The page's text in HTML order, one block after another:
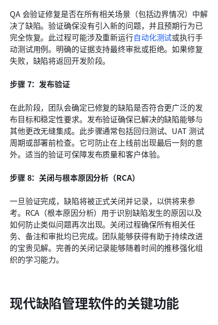
QA 会验证修复是否在所有相关场景（包括边界情况）中解
决了缺陷。验证确保没有引入新的问题，并且预期行为已
完全恢复。此过程可能涉及重新运行自动化测试或执行手
动测试用例。明确的证据支持最终审批或拒绝。如果修复
失败，缺陷将返回开发阶段。
步骤 7：发布验证
在此阶段，团队会确定已修复的缺陷是否符合更广泛的发
布目标和稳定性要求。发布验证确保已解决的缺陷能够与
其他更改无缝集成。此步骤通常包括回归测试、UAT 测试
周期或部署前检查。它可防止在上线前出现最后一刻的意
外。适当的验证可保障发布质量和客户体验。
步骤 8：关闭与根本原因分析（RCA）
一旦验证完成，缺陷将被正式关闭并记录，以供将来参
考。RCA（根本原因分析）用于识别缺陷发生的原因以及
如何防止类似问题再次出现。关闭过程确保所有相关任
务、备注和审批均已完成。团队能够获得有助于持续改进
的宝贵见解。完善的关闭记录能够随着时间的推移强化组
织的学习能力。
现代缺陷管理软件的关键功能